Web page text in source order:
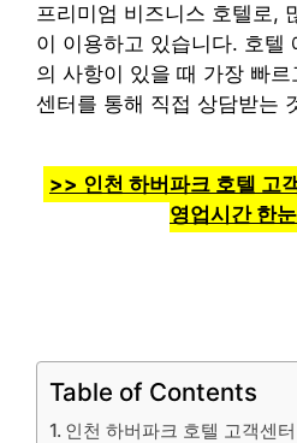
프리미엄 비즈니스 호텔로,
이 이용하고 있습니다. 호텔
의 사항이 있을 때 가장 빠
센터를 통해 직접 상담받는
>> 인천 하버파크 호텔 고
영업시간 한눈
Table of Contents
인천 하버파크 호텔 고객센